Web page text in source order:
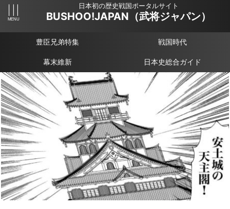
日本初の歴史戦国ポータルサイト
BUSHOO!JAPAN（武将ジャパン）
豊臣兄弟特集 戦国時代
幕末維新 日本史総合ガイド